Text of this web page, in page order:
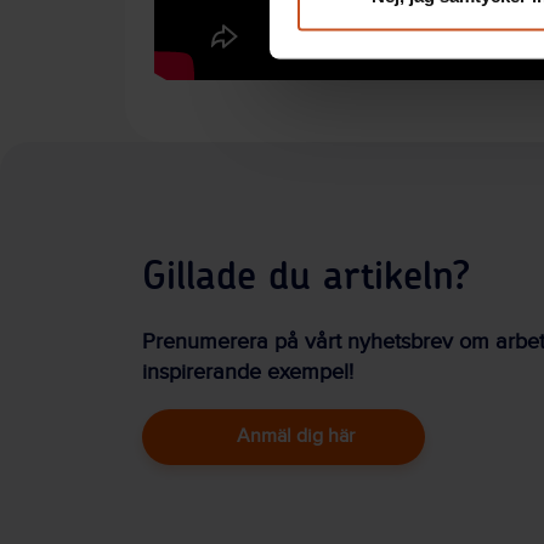
Gillade du artikeln?
Prenumerera på vårt nyhetsbrev om
inspirerande exempel!
Anmäl dig här